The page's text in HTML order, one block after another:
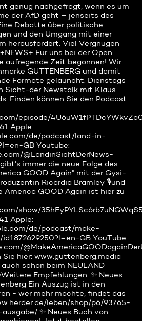
genug nachgefragt, wenn es um
der AfD geht – jenseits des
Debatte über politische
und den Umgang mit einer
herausfordert. Viel Vergnügen
Für uns bei der Open
aufregende Zeit begonnen! Wir
GUTTENBERG und damit
Formate gelauncht. Dienstags
Sicht-der Newstalk mit Klaus
Finden können Sie den Podcast
episode/
Apple:
de/podcast/land-in-
GB Youtube:
@LandinSichtDerNews-
immer die neue Folge des
GOOD Again" mit der Gysi-
Ricardia Bramley 🎙️und
America GOOD Again ist hier zu
show/
Apple:
de/podcast/make-
GB YouTube:
hier: www.guttenberg.media
schon beim NEULAND
Empfehlungen: ✨ Neues
Ein Auszug ist in den
- wer mehr möchte, findet das
leben/shop/p6/93765-
✨ Neues Buch von